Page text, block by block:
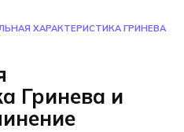
ХАРАКТЕРИСТИКА ГРИНЕВА
Гринева и